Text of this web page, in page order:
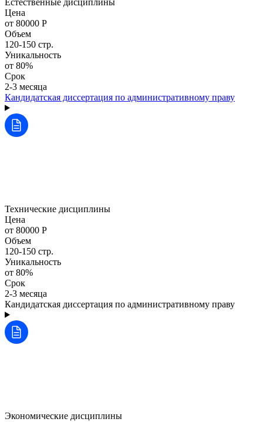
Цена
от 80000 Р
Объем
120-150 стр.
Уникальность
от 80%
Срок
2-3 месяца
Кандидатская диссертация по административному праву
Технические дисциплины
Цена
от 80000 Р
Объем
120-150 стр.
Уникальность
от 80%
Срок
2-3 месяца
Кандидатская диссертация по административному праву
Экономические дисциплины